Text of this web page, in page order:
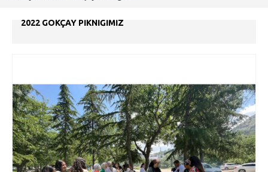
2022 GÖKÇAY PIKNIĞIMIZ